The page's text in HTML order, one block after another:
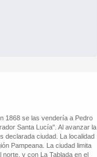
1868 se las vendería a Pedro
Santa Lucía". Al avanzar la
declarada ciudad. La localidad
Pampeana. La ciudad limita
y con La Tablada en el